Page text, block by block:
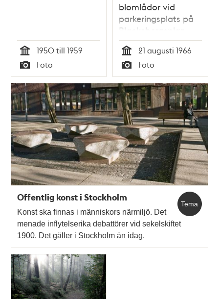
Tid
1950 till 1959
Typ
Foto
blomlådor vid
parkeringsplats på
Blackebergsplan
Tid
21 augusti 1966
Typ
Foto
Tema
Offentlig konst i Stockholm
Konst ska finnas i människors närmiljö. Det
menade inflytelserika debattörer vid sekelskiftet
1900. Det gäller i Stockholm än idag.